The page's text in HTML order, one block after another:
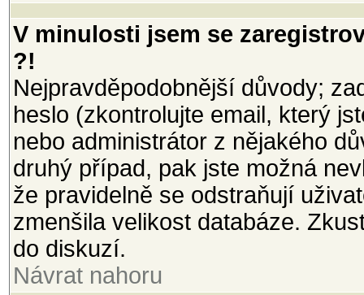
V minulosti jsem se
?!
Nejpravděpodobnější důvody;
heslo (zkontrolujte email, který
nebo administrátor z nějakého
druhý případ, pak jste možná
že pravidelně se odstraňují
zmenšila velikost databáze.
do diskuzí.
Návrat nahoru